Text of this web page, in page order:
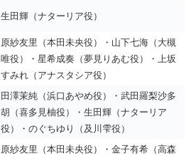
生田輝（ナターリア役）
原紗友里（本田未央役）・山下七海（大槻
唯役）・星希成奏（夢見りあむ役）・上坂
すみれ（アナスタシア役）
田澤茉純（浜口あやめ役）・武田羅梨沙多
胡（喜多見柚役）・生田輝（ナターリア
役）・のぐちゆり（及川雫役）
原紗友里（本田未央役）・金子有希（高森